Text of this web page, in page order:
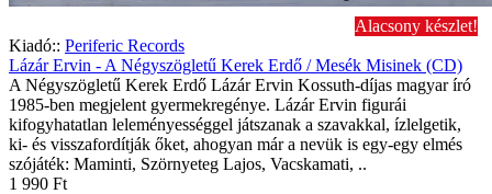
Alacsony készlet!
Kiadó:: Periferic Records
Lázár Ervin - A Négyszögletű Kerek Erdő / Mesék Misinek (CD)
A Négyszögletű Kerek Erdő Lázár Ervin Kossuth-díjas magyar író
1985-ben megjelent gyermekregénye. Lázár Ervin figurái
kifogyhatatlan leleményességgel játszanak a szavakkal, ízlelgetik,
ki- és visszafordítják őket, ahogyan már a nevük is egy-egy elmés
szójáték: Maminti, Szörnyeteg Lajos, Vacskamati, ..
1 990 Ft